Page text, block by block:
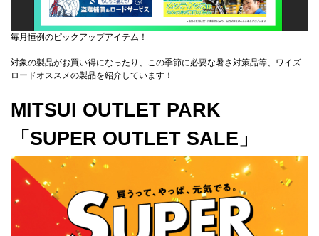
毎月恒例のピックアップアイテム！
対象の製品がお買い得になったり、この季節に必要な暑さ対策品等、ワイズ
ロードオススメの製品を紹介しています！
MITSUI OUTLET PARK
「SUPER OUTLET SALE」